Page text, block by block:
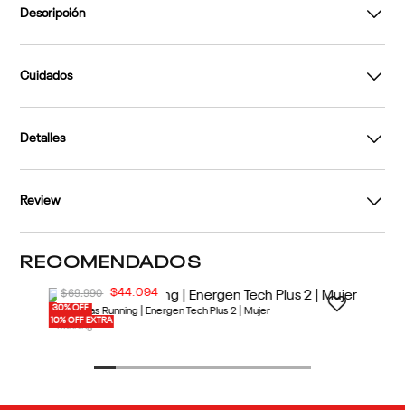
Descripción
Cuidados
Detalles
Review
RECOMENDADOS
30% OFF
10% OFF EXTRA